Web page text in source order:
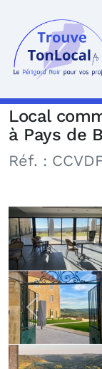
Local
à Pays de
Réf. :
Précédente